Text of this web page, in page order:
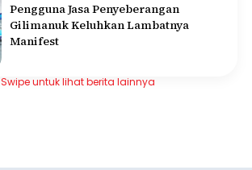
Pengguna Jasa Penyeberangan
Gilimanuk Keluhkan Lambatnya
Manifest
Swipe untuk lihat berita lainnya